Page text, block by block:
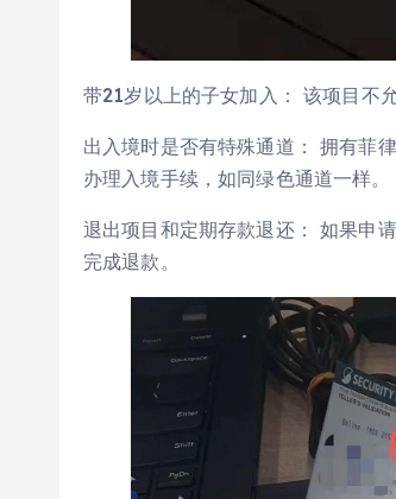
带21岁以上的子女加入： 该项目不
出入境时是否有特殊通道： 拥有菲
办理入境手续，如同绿色通道一样。
退出项目和定期存款退还： 如果申
完成退款。